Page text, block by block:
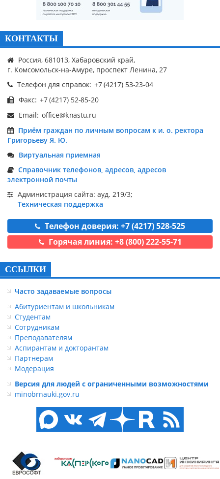
КОНТАКТЫ
Россия, 681013, Хабаровский край,
г. Комсомольск-на-Амуре, проспект Ленина, 27
Телефон для справок:
Факс:
Email:
Приём граждан по личным вопросам к и. о. ректора
Григорьеву Я. Ю.
Виртуальная приемная
Справочник телефонов, адресов, адресов
электронной почты
Администрация сайта: ауд. 219/3;
Техническая поддержка
Телефон доверия: +7 (4217) 528-525
Горячая линия: +8 (800) 222-55-71
ССЫЛКИ
Часто задаваемые вопросы
Абитуриентам и школьникам
Студентам
Сотрудникам
Преподавателям
Аспирантам и докторантам
Партнерам
Модерация
Версия для людей с ограниченными возможностями
minobrnauki.gov.ru